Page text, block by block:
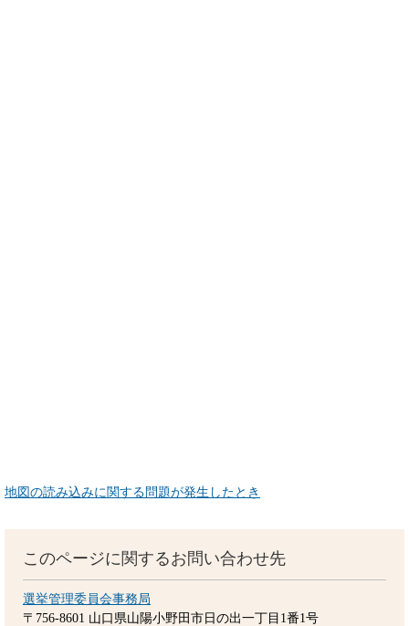
地図の読み込みに関する問題が発生したとき
このページに関するお問い合わせ先
選挙管理委員会事務局
〒756-8601 山口県山陽小野田市日の出一丁目1番1号